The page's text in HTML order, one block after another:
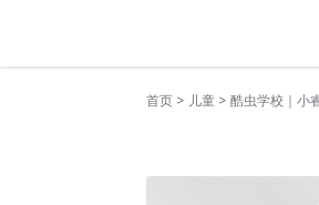
首页 > 儿童 > 酷虫学校｜小